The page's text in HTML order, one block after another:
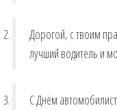
Дорогой, с твоим
лучший водитель и
С Днём